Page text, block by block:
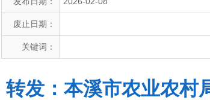
废止日期：
关键词：
转发：本溪市农业农村